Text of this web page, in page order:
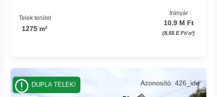
Telek terület
1275 m²
Irányár
10.9 M Ft
(8.55 E Ft/㎡)
Azonosító: 426_ide
DUPLA TELEK!